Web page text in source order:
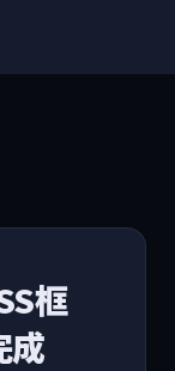
框
成